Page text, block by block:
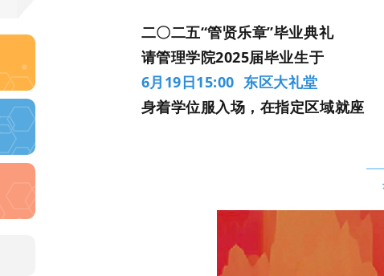
二〇二五“管贤乐章”毕业典礼
请管理学院2025届毕业生于
6月19日15:00 东区大礼堂
身着学位服入场，在指定区域就座